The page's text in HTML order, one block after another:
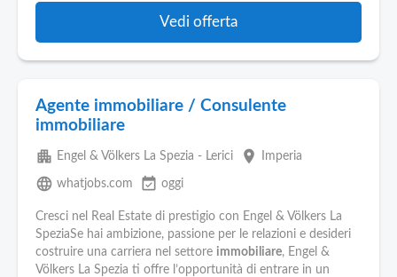
Vedi offerta
Agente immobiliare / Consulente
immobiliare
apartment Engel & Völkers La Spezia - Lerici place Imperia
language whatjobs.com event_available oggi
Cresci nel Real Estate di prestigio con Engel & Völkers La
SpeziaSe hai ambizione, passione per le relazioni e desideri
costruire una carriera nel settore immobiliare, Engel &
Völkers La Spezia ti offre l’opportunità di entrare in un